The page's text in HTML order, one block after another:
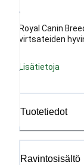
Royal Canin
virtsateiden
Lisätietoja
Tuotetiedot
Ravintosisältö